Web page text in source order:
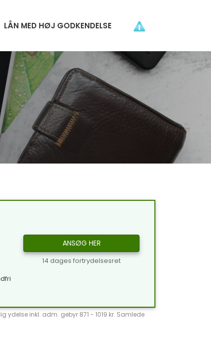
LÅN MED HØJ GODKENDELSE
ANSØG HER
14 dages fortrydelsesret
ydelse inkl. adm. gebyr 871 - 1019 kr. Samlede